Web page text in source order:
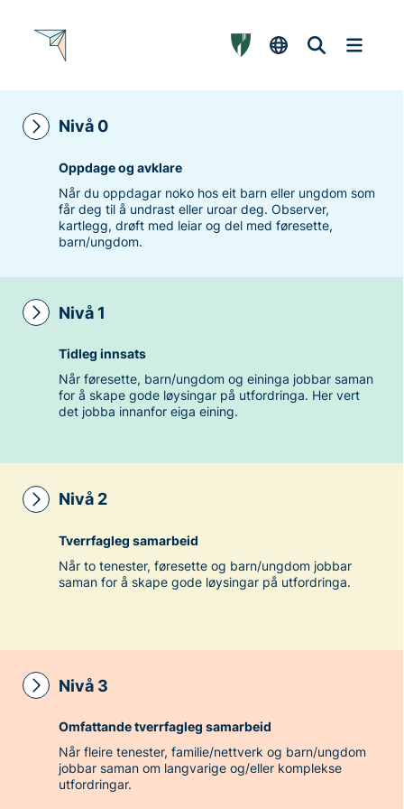
Nivå 0
Oppdage og avklare
Når du oppdagar noko hos eit barn eller ungdom som
får deg til å undrast eller uroar deg. Observer,
kartlegg, drøft med leiar og del med føresette,
barn/ungdom.
Nivå 1
Tidleg innsats
Når føresette, barn/ungdom og eininga jobbar saman
for å skape gode løysingar på utfordringa. Her vert
det jobba innanfor eiga eining.
Nivå 2
Tverrfagleg samarbeid
Når to tenester, føresette og barn/ungdom jobbar
saman for å skape gode løysingar på utfordringa.
Nivå 3
Omfattande tverrfagleg samarbeid
Når fleire tenester, familie/nettverk og barn/ungdom
jobbar saman om langvarige og/eller komplekse
utfordringar.